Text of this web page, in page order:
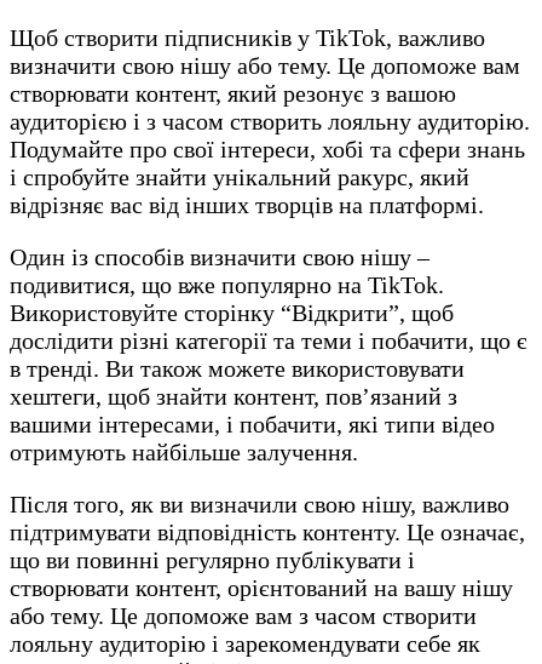
Щоб створити підписників у TikTok, важливо
визначити свою нішу або тему. Це допоможе вам
створювати контент, який резонує з вашою
аудиторією і з часом створить лояльну аудиторію.
Подумайте про свої інтереси, хобі та сфери знань
і спробуйте знайти унікальний ракурс, який
відрізняє вас від інших творців на платформі.
Один із способів визначити свою нішу –
подивитися, що вже популярно на TikTok.
Використовуйте сторінку “Відкрити”, щоб
дослідити різні категорії та теми і побачити, що є
в тренді. Ви також можете використовувати
хештеги, щоб знайти контент, пов’язаний з
вашими інтересами, і побачити, які типи відео
отримують найбільше залучення.
Після того, як ви визначили свою нішу, важливо
підтримувати відповідність контенту. Це означає,
що ви повинні регулярно публікувати і
створювати контент, орієнтований на вашу нішу
або тему. Це допоможе вам з часом створити
лояльну аудиторію і зарекомендувати себе як